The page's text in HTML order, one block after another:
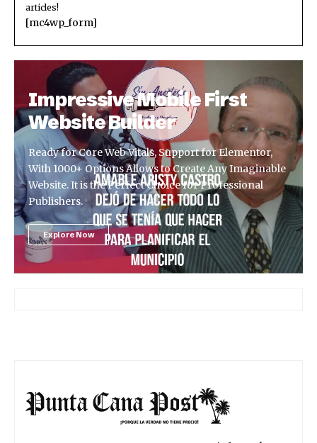
articles!
[mc4wp_form]
Impressive Mobile First
Website Builder
Ready for Core Web Vitals, Support for Elementor,
With 1000+ Options Allows to Create Any Imaginable
Website. It is the Perfect Choice for Professional
Publishers.
Explore Now